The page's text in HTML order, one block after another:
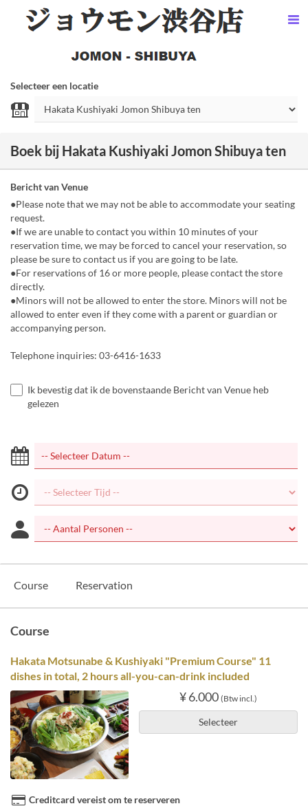
Selecteer een locatie
Boek bij Hakata Kushiyaki Jomon Shibuya ten
Bericht van Venue
●Please note that we may not be able to accommodate your seating
request.
●If we are unable to contact you within 10 minutes of your
reservation time, we may be forced to cancel your reservation, so
please be sure to contact us if you are going to be late.
●For reservations of 16 or more people, please contact the store
directly.
●Minors will not be allowed to enter the store. Minors will not be
allowed to enter even if they come with a parent or guardian or
accompanying person.
Telephone inquiries: 03-6416-1633
Ik bevestig dat ik de bovenstaande Bericht van Venue heb
gelezen
Course Reservation
Course
Hakata Motsunabe & Kushiyaki "Premium Course" 11
dishes in total, 2 hours all-you-can-drink included
¥ 6.000 (Btw incl.)
Selecteer
Creditcard vereist om te reserveren